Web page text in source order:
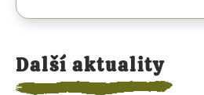
Další aktuality